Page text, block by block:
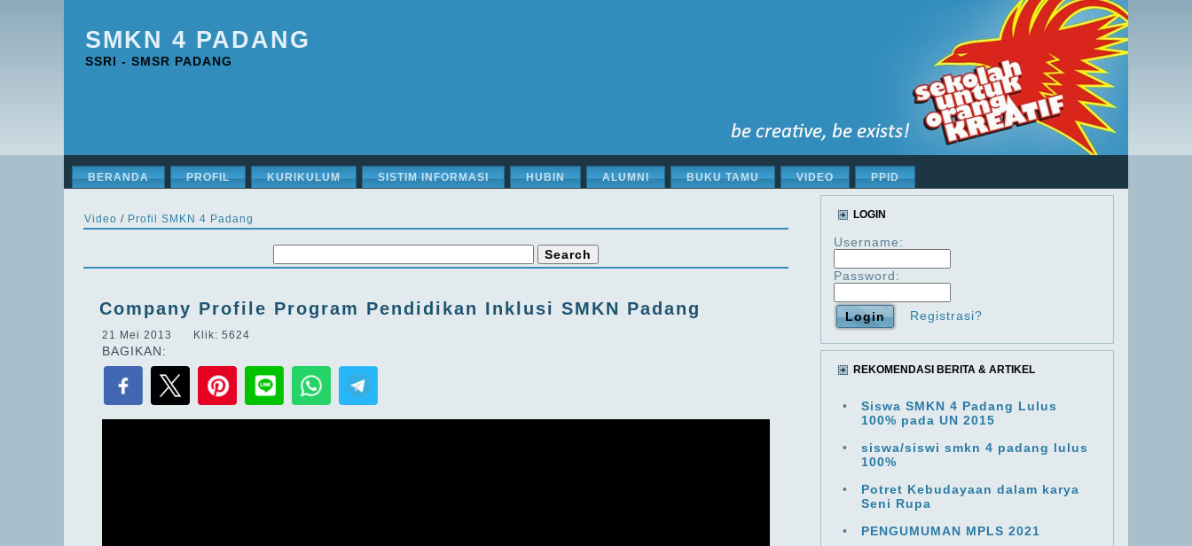
SMKN 4 PADANG
SSRI - SMSR PADANG
BERANDA PROFIL KURIKULUM SISTIM INFORMASI HUBIN ALUMNI BUKU TAMU VIDEO PPID
Video / Profil SMKN 4 Padang
Company Profile Program Pendidikan Inklusi SMKN Padang
21 Mei 2013 Klik: 5624
BAGIKAN:
LOGIN
Username:
Password:
Registrasi?
REKOMENDASI BERITA & ARTIKEL
•
Siswa SMKN 4 Padang Lulus
100% pada UN 2015
•
siswa/siswi smkn 4 padang lulus
100%
•
Potret Kebudayaan dalam karya
Seni Rupa
•
PENGUMUMAN MPLS 2021